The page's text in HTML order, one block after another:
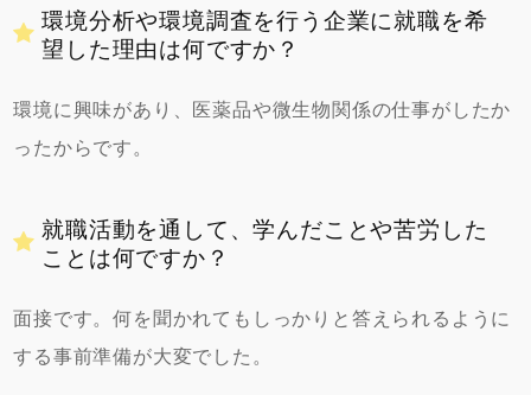
環境分析や環境調査を行う企業に就職を希
望した理由は何ですか？
環境に興味があり、医薬品や微生物関係の仕事がしたか
ったからです。
就職活動を通して、学んだことや苦労した
ことは何ですか？
面接です。何を聞かれてもしっかりと答えられるように
する事前準備が大変でした。